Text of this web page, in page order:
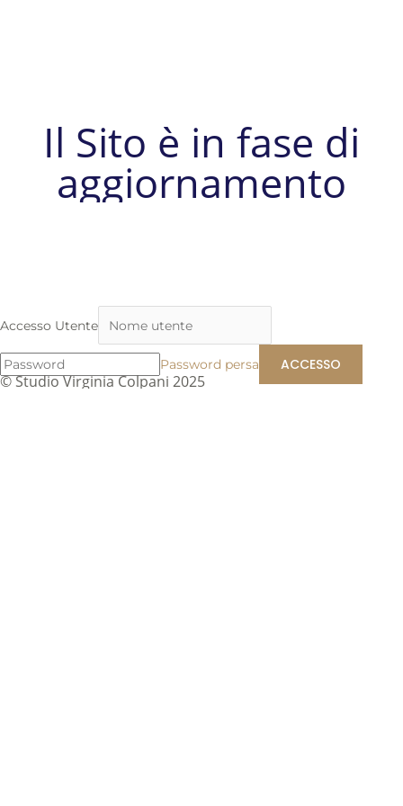
Il Sito è in fase di
aggiornamento
© Studio Virginia Colpani 2025
Accesso Utente
Password persa